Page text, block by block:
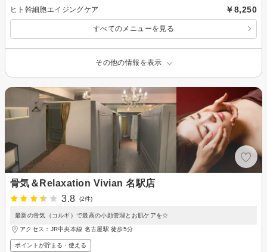
ヒト幹細胞エイジングケア ￥8,250
すべてのメニューを見る
その他の情報を表示
骨気＆Relaxation Vivian 名駅店
3.8
(2件)
最新の骨気（コルギ）で最高の小顔管理とお肌ケアを☆
アクセス：JR中央本線 名古屋駅 徒歩5分
ポイントが貯まる・使える